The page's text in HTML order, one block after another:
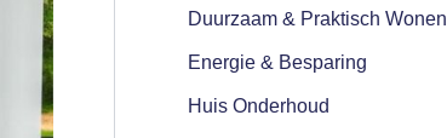
Duurzaam & Praktisch Wonen
Energie & Besparing
Huis Onderhoud